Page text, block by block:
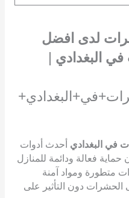
لدى افضل
البغدادي
في البغدادي أحدث أدوات
فعالة ودائمة للمنازل
متطورة ومواد آمنة
الحشرات دون التأثير على